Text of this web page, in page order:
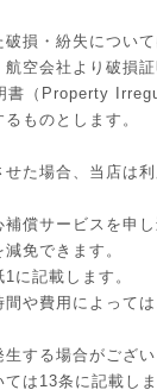
損・紛失につい
空会社より破損
書（Property
ものとします。
た場合、当店は
償サービスを申
免できます。
に記載します。
や費用によって
する場合がござい
は13条に記載しま